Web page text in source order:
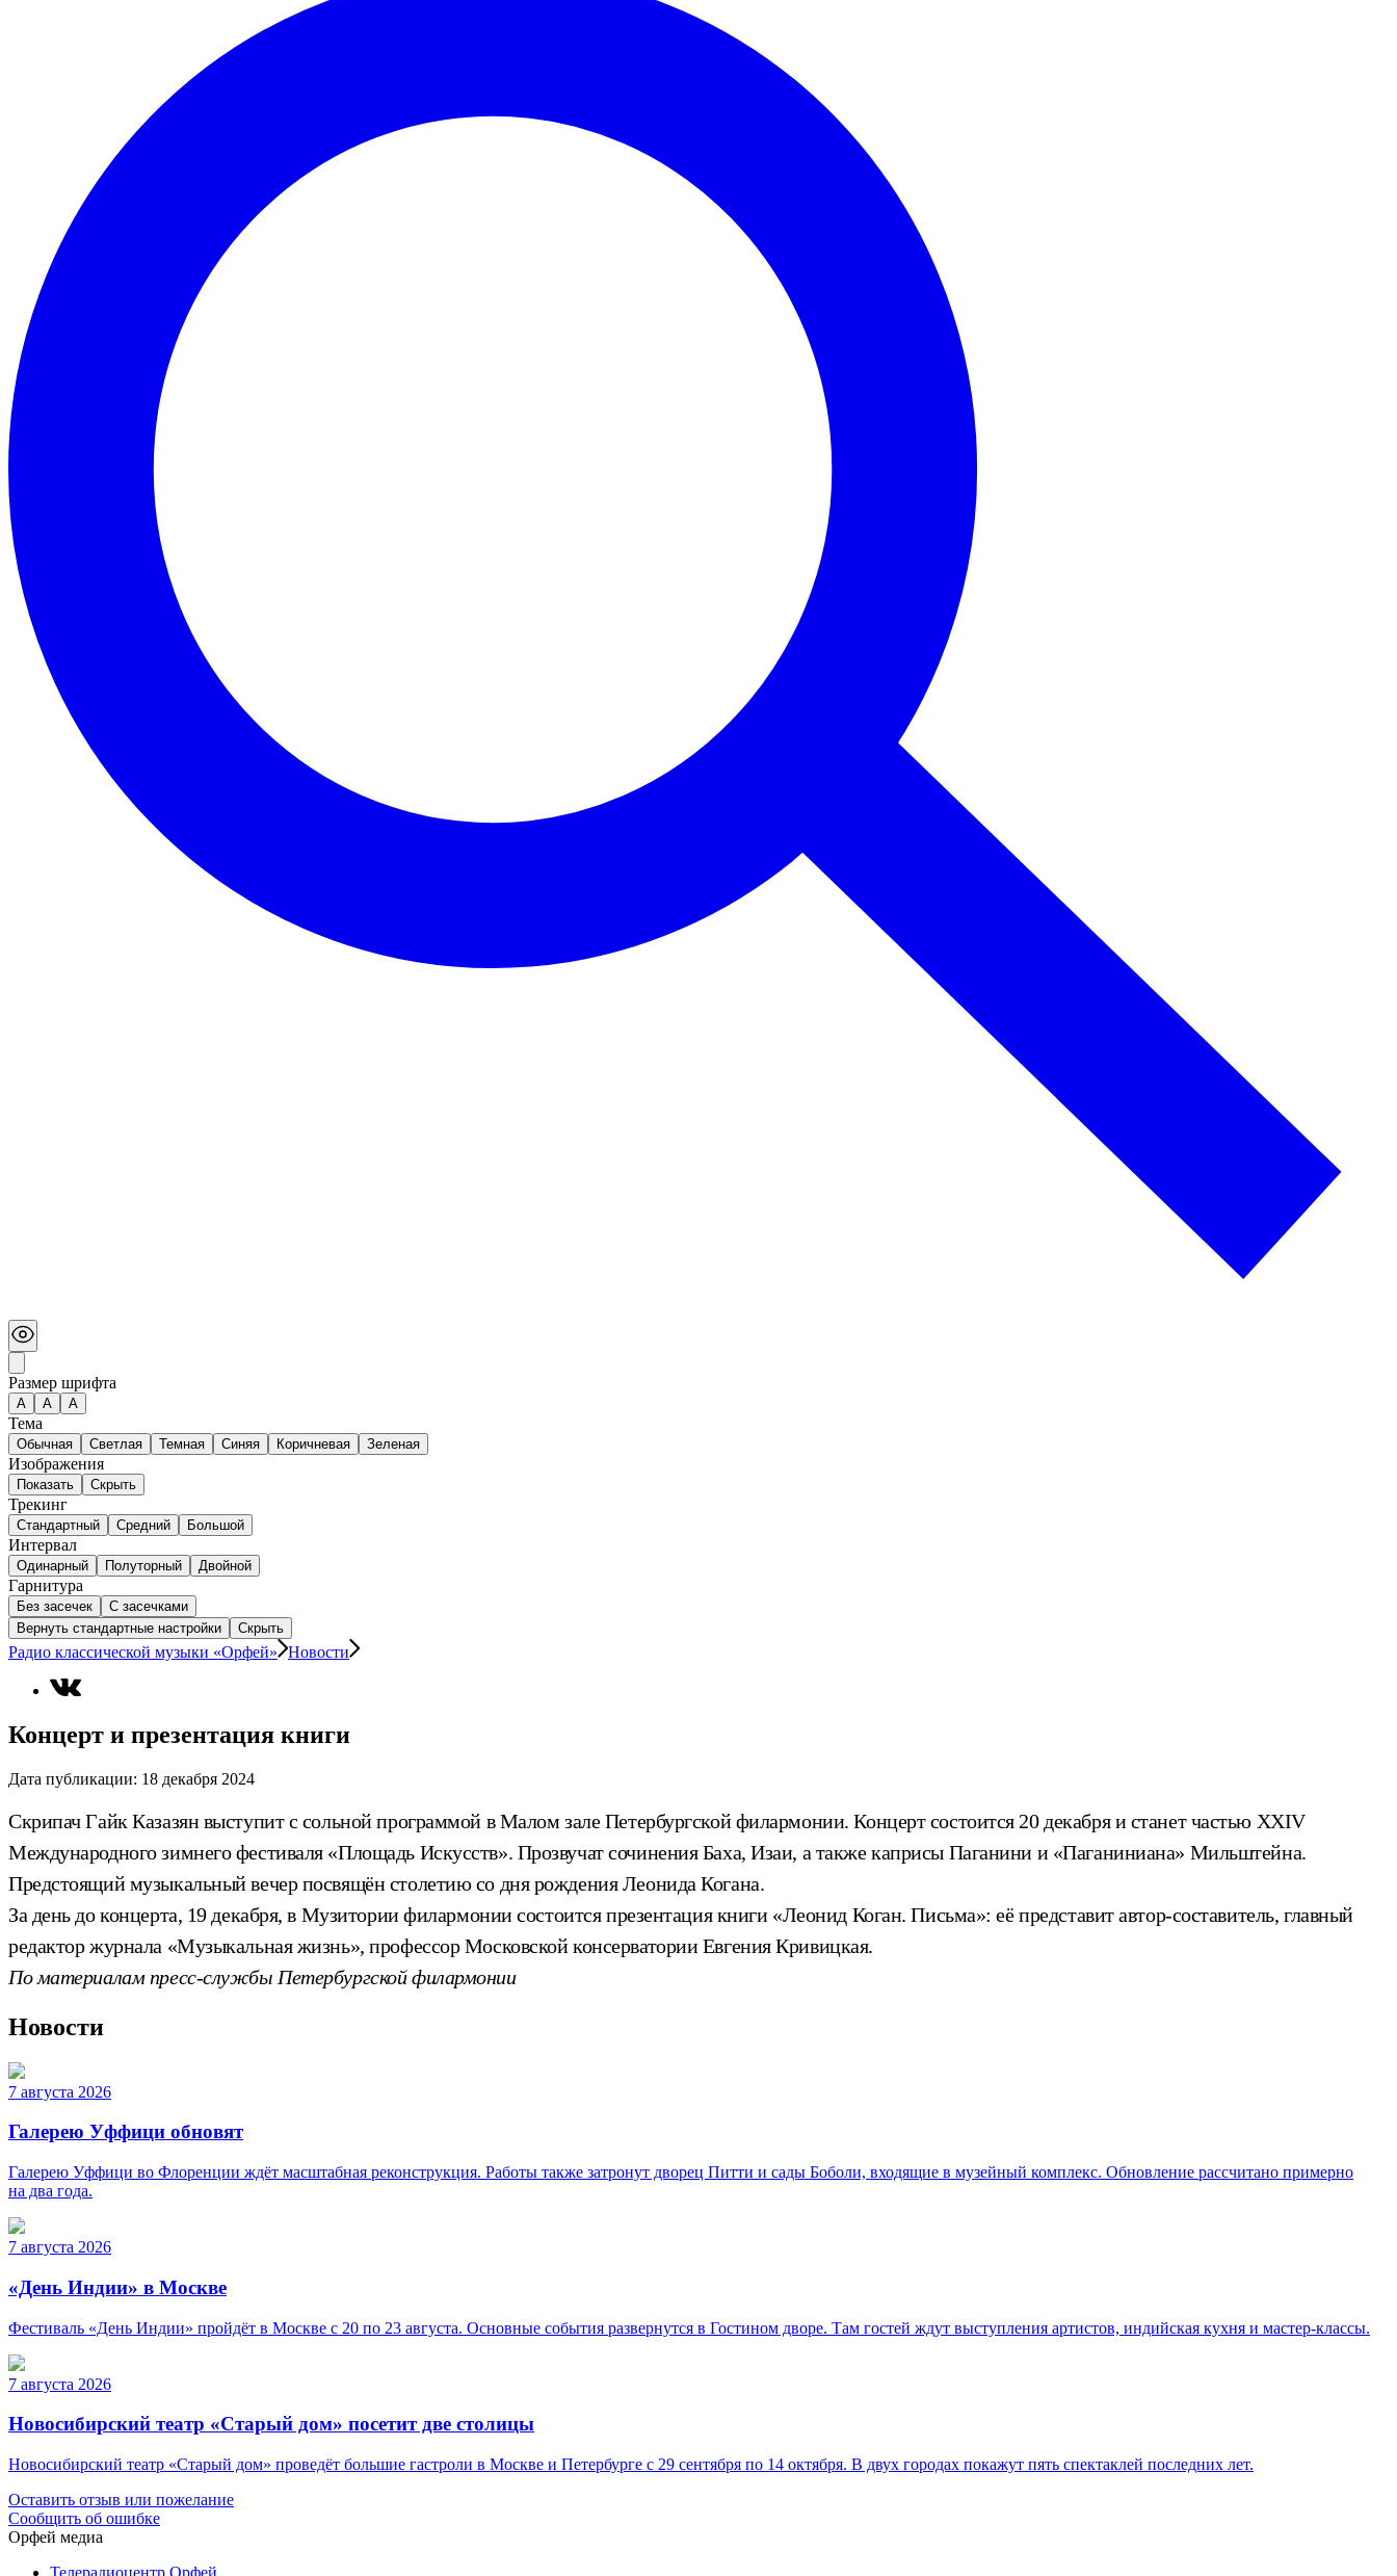
Размер шрифта
А A A
Тема
Обычная Светлая Темная Синяя Коричневая Зеленая
Изображения
Показать Скрыть
Трекинг
Стандартный Средний Большой
Интервал
Одинарный Полуторный Двойной
Гарнитура
Без засечек
С засечками
Вернуть стандартные настройки
Скрыть
Радио классической музыки «Орфей» Новости
Концерт и презентация книги
Дата публикации: 18 декабря 2024
Скрипач Гайк Казазян выступит с сольной программой в Малом зале Петербургской филармонии. Концерт состоится 20 декабря и станет частью XXIV
Международного зимнего фестиваля «Площадь Искусств». Прозвучат сочинения Баха, Изаи, а также каприсы Паганини и «Паганиниана» Мильштейна.
Предстоящий музыкальный вечер посвящён столетию со дня рождения Леонида Когана.
За день до концерта, 19 декабря, в Музитории филармонии состоится презентация книги «Леонид Коган. Письма»: её представит автор-составитель, главный
редактор журнала «Музыкальная жизнь», профессор Московской консерватории Евгения Кривицкая.
По материалам пресс-службы Петербургской филармонии
Новости
7 августа 2026
Галерею Уффици обновят
Галерею Уффици во Флоренции ждёт масштабная реконструкция. Работы также затронут дворец Питти и сады Боболи, входящие в музейный комплекс. Обновление рассчитано примерно
на два года.
7 августа 2026
«День Индии» в Москве
Фестиваль «День Индии» пройдёт в Москве с 20 по 23 августа. Основные события развернутся в Гостином дворе. Там гостей ждут выступления артистов, индийская кухня и мастер-классы.
7 августа 2026
Новосибирский театр «Старый дом» посетит две столицы
Новосибирский театр «Старый дом» проведёт большие гастроли в Москве и Петербурге с 29 сентября по 14 октября. В двух городах покажут пять спектаклей последних лет.
Оставить отзыв или пожелание
Сообщить об ошибке
Орфей медиа
Телерадиоцентр Орфей